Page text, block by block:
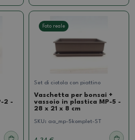
2 -
Foto reale
Set di ciotola con piattino
Vaschetta per bonsai +
vassoio in plastica MP-5 -
28 x 21 x 8 cm
SKU: aa_mp-5komplet-ST